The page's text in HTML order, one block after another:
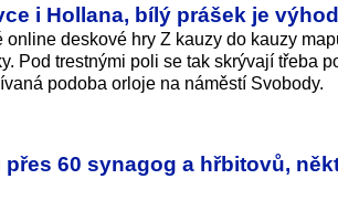
i Hollana, bílý prášek je
deskové hry Z kauzy do kauzy
Pod trestnými poli se tak skrývají třeba
podoba orloje na náměstí Svobody.
60 synagog a hřbitovů,